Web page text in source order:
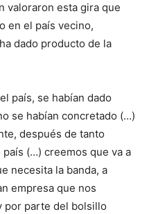
valoraron esta gira que
en el país vecino,
dado producto de la
país, se habían dado
se habían concretado (…)
después de tanto
(…) creemos que va a
necesita la banda, a
empresa que nos
por parte del bolsillo